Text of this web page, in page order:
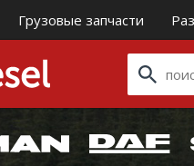
Грузовые запчасти